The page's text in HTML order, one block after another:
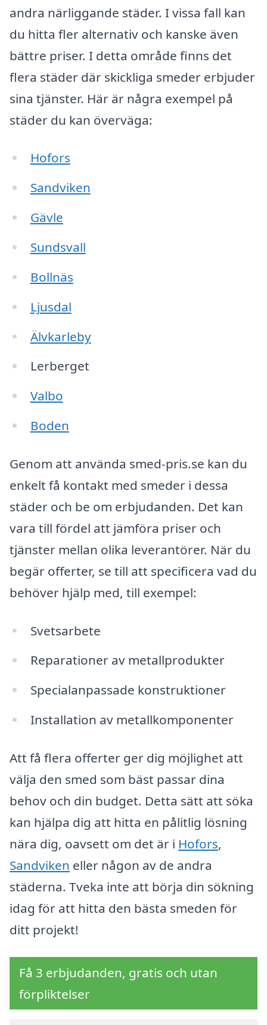
andra närliggande städer. I vissa fall kan
du hitta fler alternativ och kanske även
bättre priser. I detta område finns det
flera städer där skickliga smeder erbjuder
sina tjänster. Här är några exempel på
städer du kan överväga:
Hofors
Sandviken
Gävle
Sundsvall
Bollnäs
Ljusdal
Älvkarleby
Lerberget
Valbo
Boden
Genom att använda smed-pris.se kan du
enkelt få kontakt med smeder i dessa
städer och be om erbjudanden. Det kan
vara till fördel att jämföra priser och
tjänster mellan olika leverantörer. När du
begär offerter, se till att specificera vad du
behöver hjälp med, till exempel:
Svetsarbete
Reparationer av metallprodukter
Specialanpassade konstruktioner
Installation av metallkomponenter
Att få flera offerter ger dig möjlighet att
välja den smed som bäst passar dina
behov och din budget. Detta sätt att söka
kan hjälpa dig att hitta en pålitlig lösning
nära dig, oavsett om det är i Hofors,
Sandviken eller någon av de andra
städerna. Tveka inte att börja din sökning
idag för att hitta den bästa smeden för
ditt projekt!
Få 3 erbjudanden, gratis och utan
förpliktelser